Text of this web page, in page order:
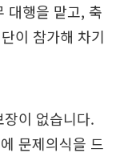
대행을 맡고, 축
이 참가해 차기
이 없습니다.
문제의식을 드